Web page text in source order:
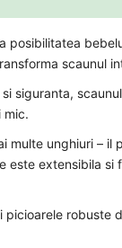
posibilitatea
scaunul
siguranta,
mic.
multe unghiuri –
este extensibila
picioarele